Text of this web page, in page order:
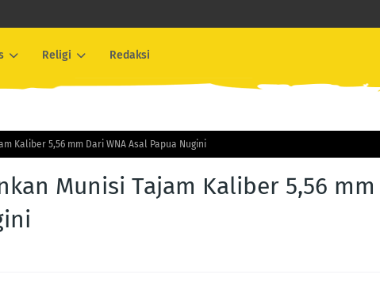
Religi Redaksi
Kaliber 5,56 mm Dari WNA Asal Papua Nugini
Munisi Tajam Kaliber 5,56 mm